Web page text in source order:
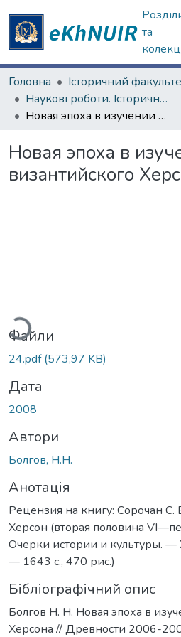
та
Головна
Історичний
Наукові роботи. Історичний факультет
Новая эпоха в изучении византийского Херсона
Новая эпоха в
византийского
Файли
24.pdf(573,97 KB)
Дата
2008
Автори
Болгов, Н.Н.
Анотація
Рецензия на книгу: Сорочан С.
Херсон (вторая половина
Очерки истории и культуры.
— 1643 с., 470 рис.)
Бібліографічний опис
Болгов Н. Н. Новая эпоха в
Херсона // Древности 2006-